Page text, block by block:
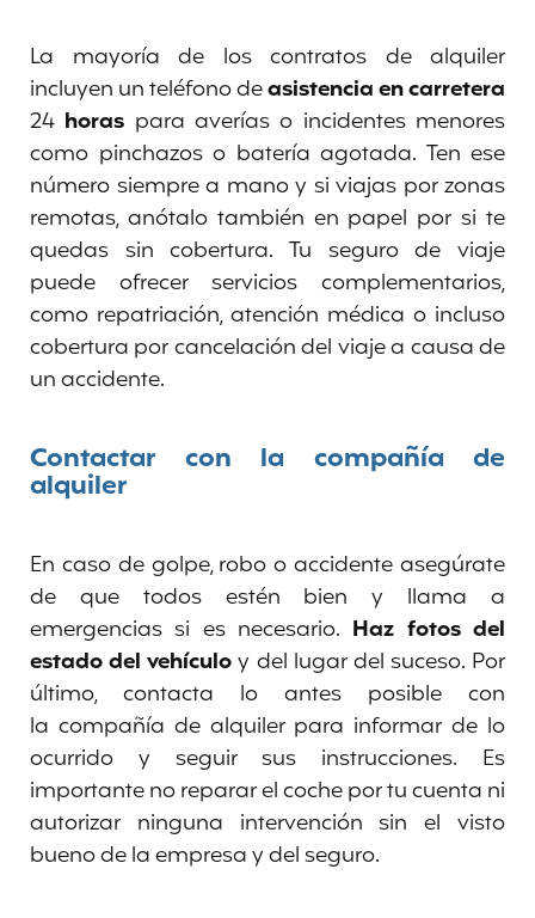
La mayoría de los contratos de alquiler
incluyen un teléfono deasistencia en carretera
24 horas para averías o incidentes menores
como pinchazos o batería agotada. Ten ese
número siempre a mano y si viajas por zonas
remotas, anótalo también en papel por si te
quedas sin cobertura. Tu seguro de viaje
puede ofrecer servicios complementarios,
como repatriación, atención médica o incluso
cobertura por cancelación del viaje a causa de
un accidente.
Contactar con la compañía de
alquiler
En caso de golpe, robo o accidente asegúrate
de que todos estén bien y llama a
emergencias si es necesario. Haz fotos del
estado del vehículoy del lugar del suceso. Por
último, contacta lo antes posible con
la compañía de alquiler para informar de lo
ocurrido y seguir sus instrucciones. Es
importante no reparar el coche por tu cuenta ni
autorizar ninguna intervención sin el visto
bueno de la empresa y del seguro.